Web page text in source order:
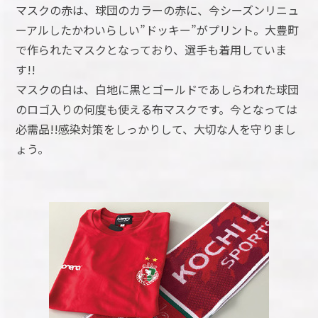
マスクの赤は、球団のカラーの赤に、今シーズンリニュ
ーアルしたかわいらしい”ドッキー”がプリント。大豊町
で作られたマスクとなっており、選手も着用していま
す!!
マスクの白は、白地に黒とゴールドであしらわれた球団
のロゴ入りの何度も使える布マスクです。今となっては
必需品!!感染対策をしっかりして、大切な人を守りまし
ょう。